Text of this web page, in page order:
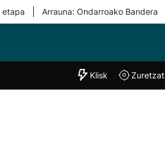
etapa Arrauna: Ondarroako Bandera
"Helmuga"
Klisk Zuretzat